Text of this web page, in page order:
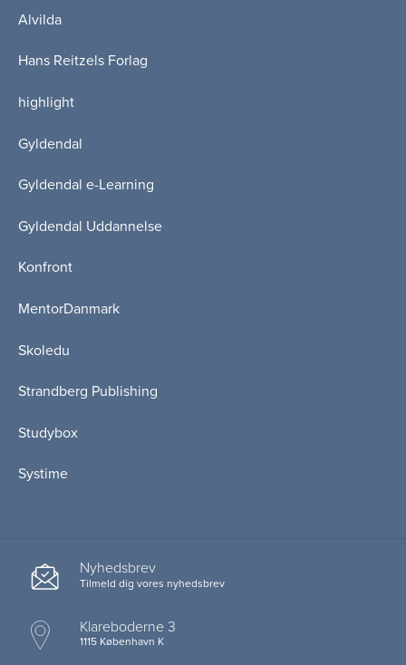
Alvilda
Hans Reitzels Forlag
highlight
Gyldendal
Gyldendal e-Learning
Gyldendal Uddannelse
Konfront
MentorDanmark
Skoledu
Strandberg Publishing
Studybox
Systime
Nyhedsbrev
Tilmeld dig vores nyhedsbrev
Klareboderne 3
1115 København K